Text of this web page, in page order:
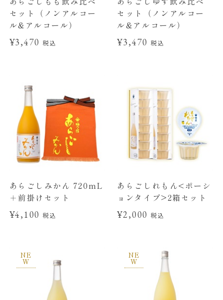
セット（ノンアルコー
ル&アルコール）
¥3,470税込
セット（ノンアルコー
ル&アルコール）
¥3,470 税込
あらごしみかん 720mL
＋前掛けセット
¥4,100税込
あらごしれもん<ポーシ
ョンタイプ>2箱セット
¥2,000 税込
NE
W
NE
W